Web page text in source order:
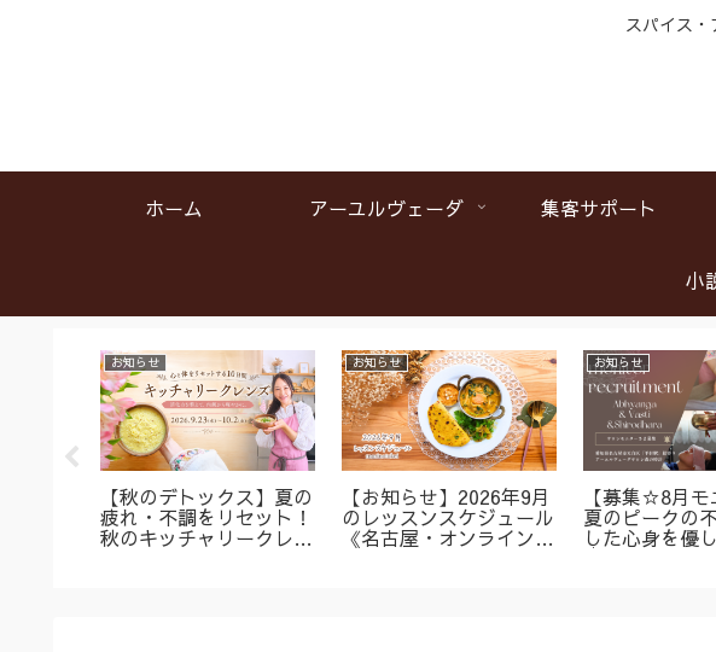
スパイス
ホーム アーユルヴェーダ 集客サポート
小
お知らせ
【秋のデトックス】夏の
疲れ・不調をリセット！
秋のキッチャリークレン
お知らせ
【お知らせ】2026年9月
のレッスンスケジュール
《名古屋・オンラインア
お知らせ
【募集☆8月モ
夏のピークの
した心身を優